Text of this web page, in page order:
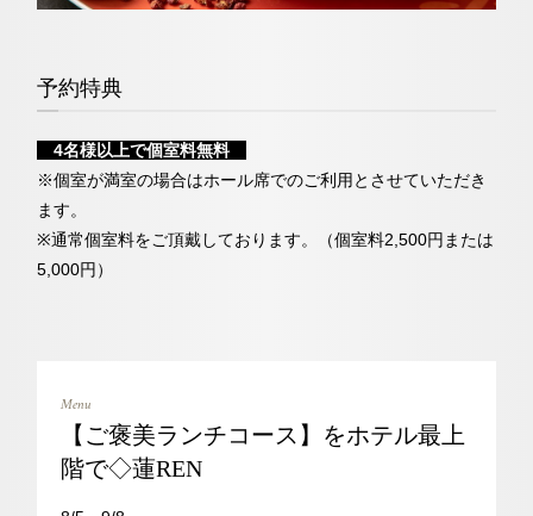
予約特典
4名様以上で個室料無料
※個室が満室の場合はホール席でのご利用とさせていただき
ます。
※通常個室料をご頂戴しております。（個室料2,500円または
5,000円）
Menu
【ご褒美ランチコース】をホテル最上
階で◇蓮REN